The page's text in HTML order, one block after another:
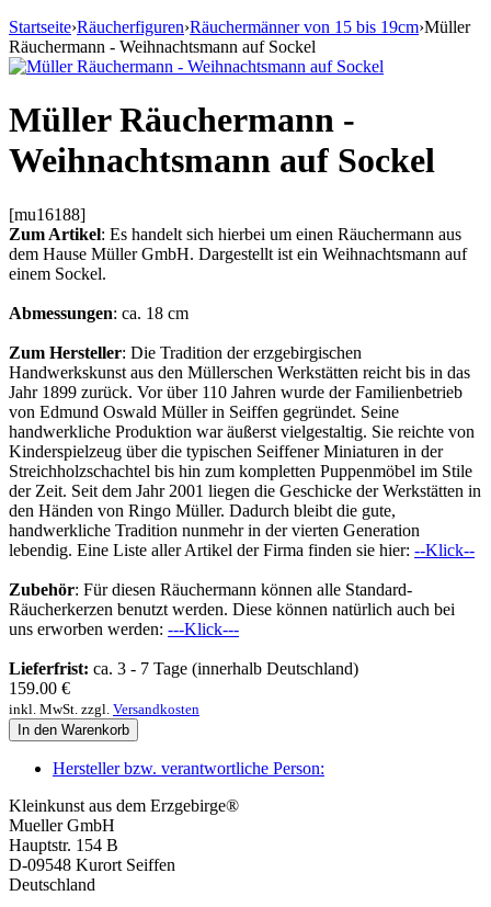
Startseite›Räucherfiguren›Räuchermänner von 15 bis 19cm›Müller
Räuchermann - Weihnachtsmann auf Sockel
Müller Räuchermann -
Weihnachtsmann auf Sockel
[mu16188]
Zum Artikel: Es handelt sich hierbei um einen Räuchermann aus
dem Hause Müller GmbH. Dargestellt ist ein Weihnachtsmann auf
einem Sockel.
Abmessungen: ca. 18 cm
Zum Hersteller: Die Tradition der erzgebirgischen
Handwerkskunst aus den Müllerschen Werkstätten reicht bis in das
Jahr 1899 zurück. Vor über 110 Jahren wurde der Familienbetrieb
von Edmund Oswald Müller in Seiffen gegründet. Seine
handwerkliche Produktion war äußerst vielgestaltig. Sie reichte von
Kinderspielzeug über die typischen Seiffener Miniaturen in der
Streichholzschachtel bis hin zum kompletten Puppenmöbel im Stile
der Zeit. Seit dem Jahr 2001 liegen die Geschicke der Werkstätten in
den Händen von Ringo Müller. Dadurch bleibt die gute,
handwerkliche Tradition nunmehr in der vierten Generation
lebendig. Eine Liste aller Artikel der Firma finden sie hier: --Klick--
Zubehör: Für diesen Räuchermann können alle Standard-
Räucherkerzen benutzt werden. Diese können natürlich auch bei
uns erworben werden: ---Klick---
Lieferfrist: ca. 3 - 7 Tage (innerhalb Deutschland)
159.00 €
inkl. MwSt. zzgl. Versandkosten
In den Warenkorb
Hersteller bzw. verantwortliche Person:
Kleinkunst aus dem Erzgebirge®
Mueller GmbH
Hauptstr. 154 B
D-09548 Kurort Seiffen
Deutschland